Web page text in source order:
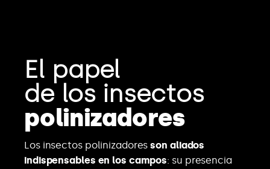
El papel
de los insectos
polinizadores
Los insectos polinizadoresson aliados
indispensables en los campos: su presencia